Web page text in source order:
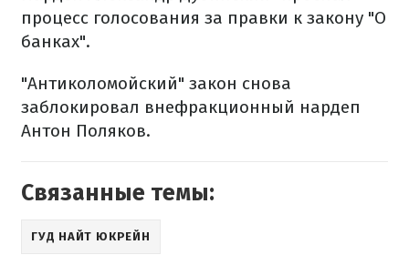
процесс голосования за правки к закону "О
банках".
"Антиколомойский" закон снова
заблокировал внефракционный нардеп
Антон Поляков.
Связанные темы:
ГУД НАЙТ ЮКРЕЙН